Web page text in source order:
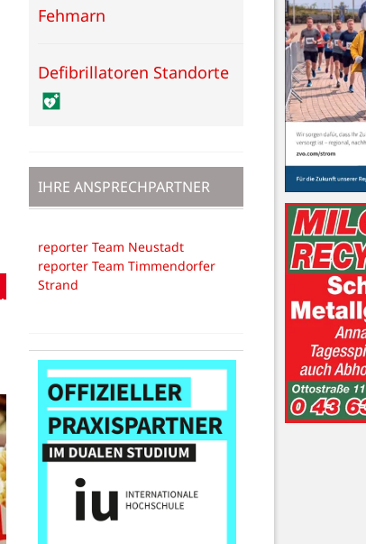
Fehmarn
Defibrillatoren Standorte
IHRE ANSPRECHPARTNER
reporter Team Neustadt
reporter Team Timmendorfer
Strand